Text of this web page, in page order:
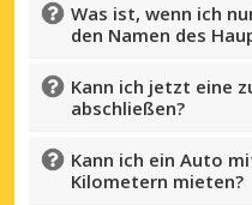
Was ist, wenn ich
den Namen des
Kann ich jetzt eine
abschließen?
Kann ich ein Auto
Kilometern mieten?